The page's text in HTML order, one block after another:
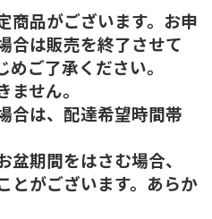
品がございます。お申
合は販売を終了させて
ご了承ください。
せん。
合は、配達希望時間帯
期間をはさむ場合、
とがございます。あらか